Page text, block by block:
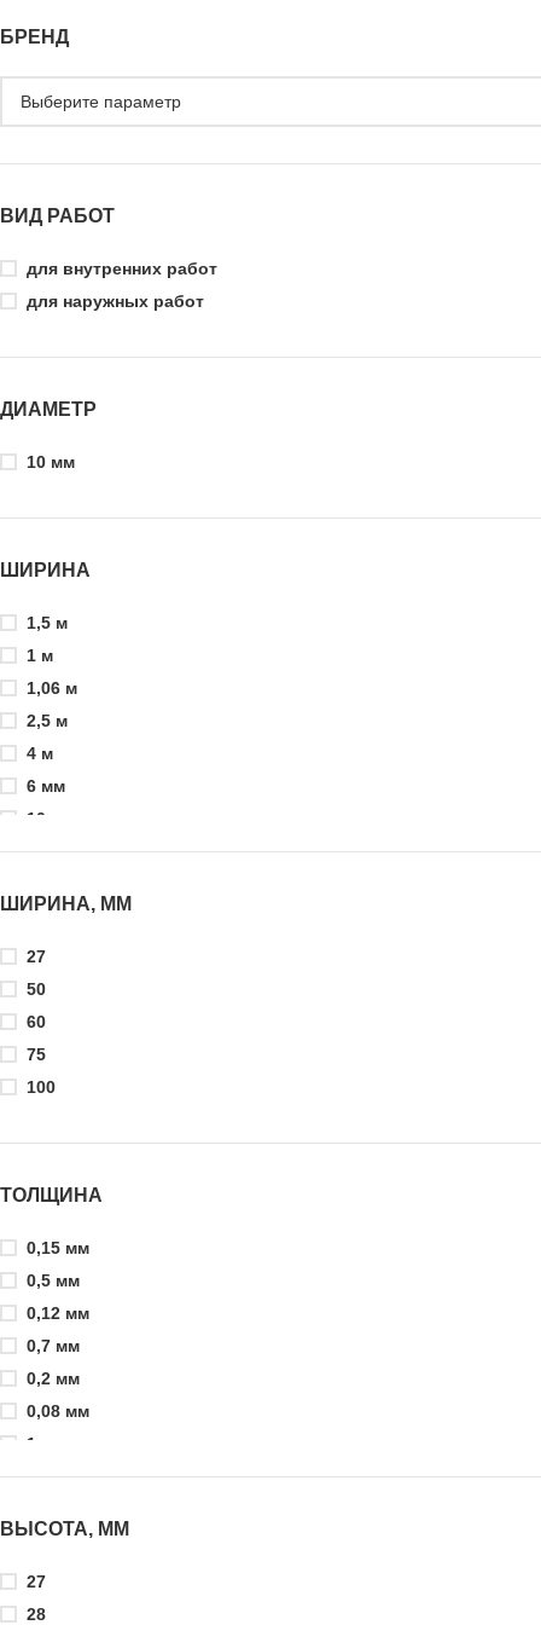
БРЕНД
ВИД РАБОТ
для внутренних работ
для наружных работ
ДИАМЕТР
10 мм
ШИРИНА
1,5 м
1 м
1,06 м
2,5 м
4 м
6 мм
10 мм
24 мм
30 мм
55 см
55 мм
58,5 см
100 мм
120 мм
150 мм
595 мм
600
600 мм
1200 мм
1220
ШИРИНА, ММ
27
50
60
75
100
ТОЛЩИНА
0,15 мм
0,5 мм
0,12 мм
0,7 мм
0,2 мм
0,08 мм
1 мм
1,0м мм
2 мм
3 мм
9,5 мм
ВЫСОТА, ММ
27
28